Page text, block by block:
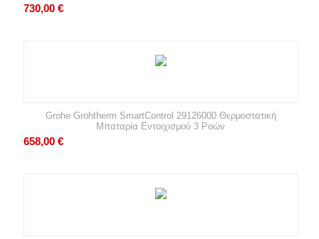
730,00 €
Grohe Grohtherm SmartControl 29126000 Θερμοστατική
Μπαταρία Εντοιχισμού 3 Ροών
658,00 €